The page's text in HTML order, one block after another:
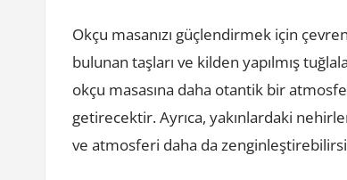
Okçu masanızı güçlendirmek için
bulunan taşları ve kilden yapılmış
okçu masasına daha otantik bir
getirecektir. Ayrıca, yakınlardaki
ve atmosferi daha da